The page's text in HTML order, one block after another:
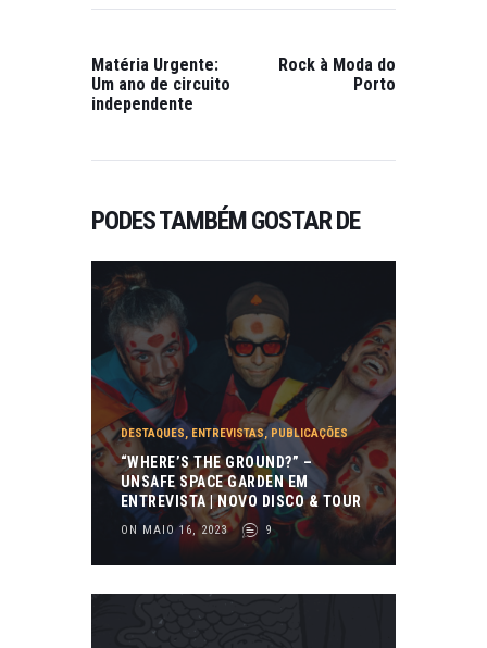
Matéria Urgente:
Um ano de circuito
independente
Rock à Moda do
Porto
PODES TAMBÉM GOSTAR DE
DESTAQUES, ENTREVISTAS, PUBLICAÇÕES
“WHERE’S THE GROUND?” –
UNSAFE SPACE GARDEN EM
ENTREVISTA | NOVO DISCO & TOUR
ON MAIO 16, 2023 9